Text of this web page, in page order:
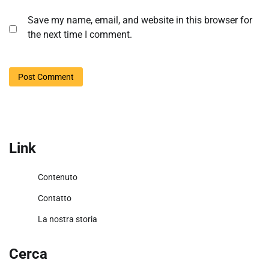
Save my name, email, and website in this browser for
the next time I comment.
Link
Contenuto
Contatto
La nostra storia
Cerca